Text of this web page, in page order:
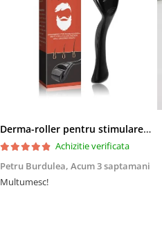
Derma-roller pentru stimularea cresterii parului, scalp si barba, Beard Roller
Achizitie verificata
Petru Burdulea, Acum 3 saptamani
Multumesc!